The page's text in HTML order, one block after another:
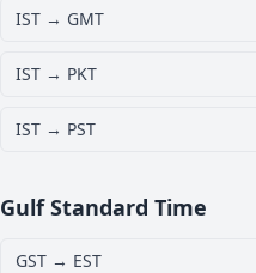
IST → GMT
IST → PKT
IST → PST
Gulf Standard Time
GST → EST